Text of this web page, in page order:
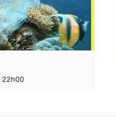
22h00